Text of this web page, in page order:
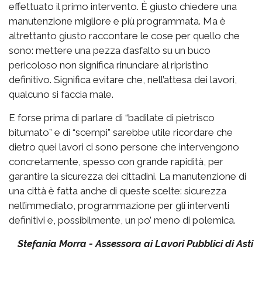
effettuato il primo intervento. È giusto chiedere una
manutenzione migliore e più programmata. Ma è
altrettanto giusto raccontare le cose per quello che
sono: mettere una pezza d’asfalto su un buco
pericoloso non significa rinunciare al ripristino
definitivo. Significa evitare che, nell’attesa dei lavori,
qualcuno si faccia male.
E forse prima di parlare di “badilate di pietrisco
bitumato” e di “scempi” sarebbe utile ricordare che
dietro quei lavori ci sono persone che intervengono
concretamente, spesso con grande rapidità, per
garantire la sicurezza dei cittadini. La manutenzione di
una città è fatta anche di queste scelte: sicurezza
nell’immediato, programmazione per gli interventi
definitivi e, possibilmente, un po’ meno di polemica.
Stefania Morra - Assessora ai Lavori Pubblici di Asti